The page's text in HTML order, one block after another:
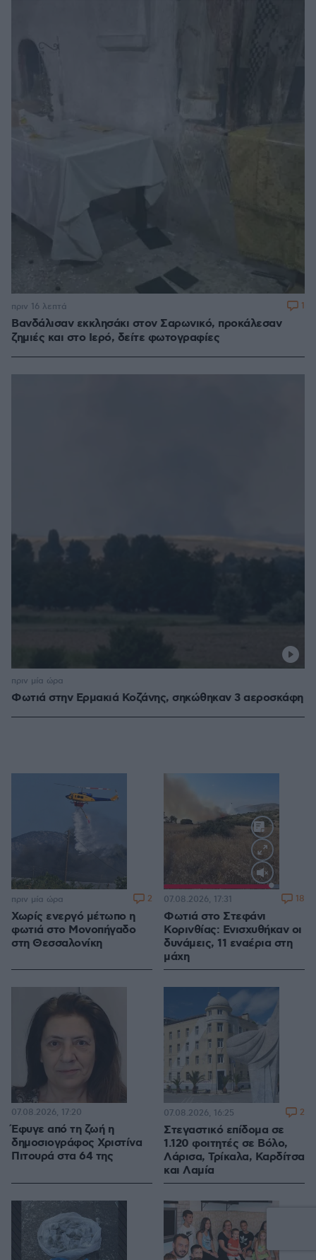
Βανδάλισαν εκκλησάκι στον Σαρωνικό, προκάλεσαν
ζημιές και στο Ιερό, δείτε φωτογραφίες
πριν 16 λεπτά 1
Φωτιά στην Ερμακιά Κοζάνης, σηκώθηκαν 3 αεροσκάφη
πριν μία ώρα
Χωρίς ενεργό μέτωπο η
φωτιά στο Μονοπήγαδο
στη Θεσσαλονίκη
πριν μία ώρα 2
Loaded:
100.00%
Φωτιά στο Στεφάνι
Κορινθίας: Ενισχυθήκαν οι
δυνάμεις, 11 εναέρια στη
μάχη
07.08.2026, 17:31 18
Έφυγε από τη ζωή η
δημοσιογράφος Χριστίνα
Πιτουρά στα 64 της
07.08.2026, 17:20
Στεγαστικό επίδομα σε
1.120 φοιτητές σε Βόλο,
Λάρισα, Τρίκαλα, Καρδίτσα
και Λαμία
07.08.2026, 16:25 2